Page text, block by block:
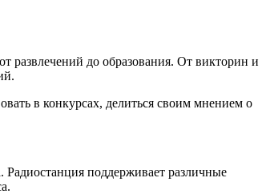
развлечений до образования. От викторин и
в конкурсах, делиться своим мнением о
поддерживает различные